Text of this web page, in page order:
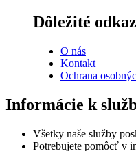
Dôležité
O nás
Kontakt
Ochrana
Informácie k
Všetky naše služby
Potrebujete pomôcť v